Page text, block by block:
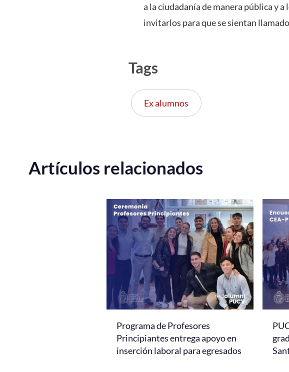
a la ciudadanía de manera pública y
invitarlos para que se sientan
Tags
Ex alumnos
Artículos relacionados
Programa de Profesores
Principiantes entrega apoyo en
inserción laboral para egresados